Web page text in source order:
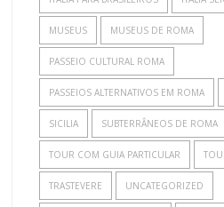
MUSEUS MUSEUS DE ROMA
PASSEIO CULTURAL ROMA
PASSEIOS ALTERNATIVOS EM ROMA
SICILIA SUBTERRÂNEOS DE ROMA
TOUR COM GUIA PARTICULAR
TRASTEVERE UNCATEGORIZED